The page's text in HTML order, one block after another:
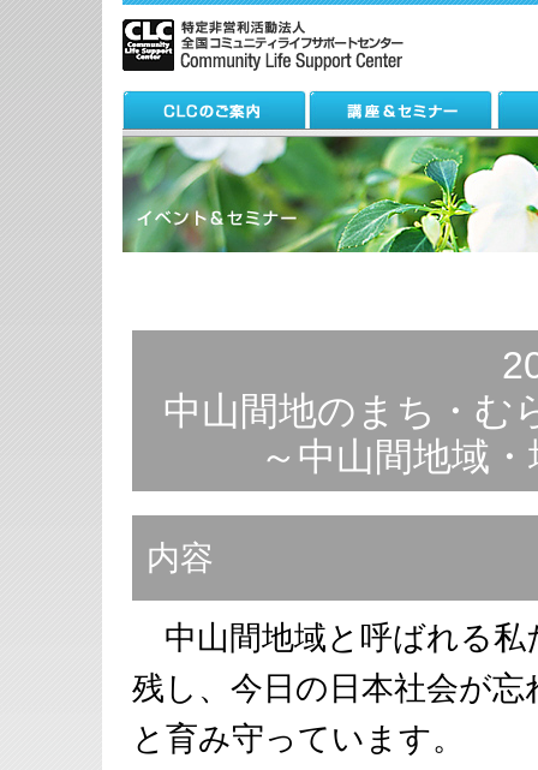
中山間地のまち・む
～中山間地域
内容
中山間地域と呼ばれる私
残し、今日の日本社会が
と育み守っています。